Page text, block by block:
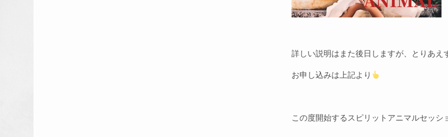
詳しい説明はまた後日しますが、とりあえ
お申し込みは上記より
この度開始するスピリットアニマルセッシ